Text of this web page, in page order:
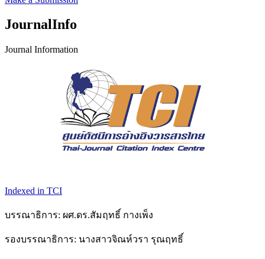
JournalInfo
Journal Information
Indexed in TCI
บรรณาธิการ: ผศ.ดร.สัมฤทธิ์ กางเพ็ง
รองบรรณาธิการ: นางสาวจิณห์วรา รุณฤทธิ์